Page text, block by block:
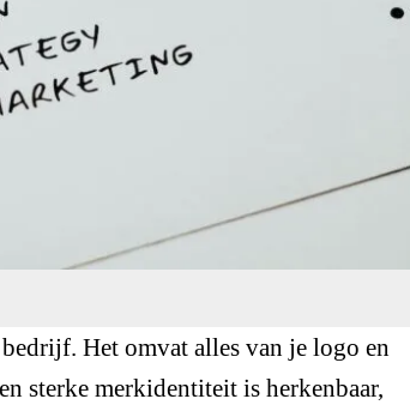
Het omvat alles van je logo en
sterke merkidentiteit is herkenbaar,